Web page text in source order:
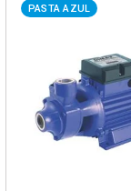
PASTA AZUL